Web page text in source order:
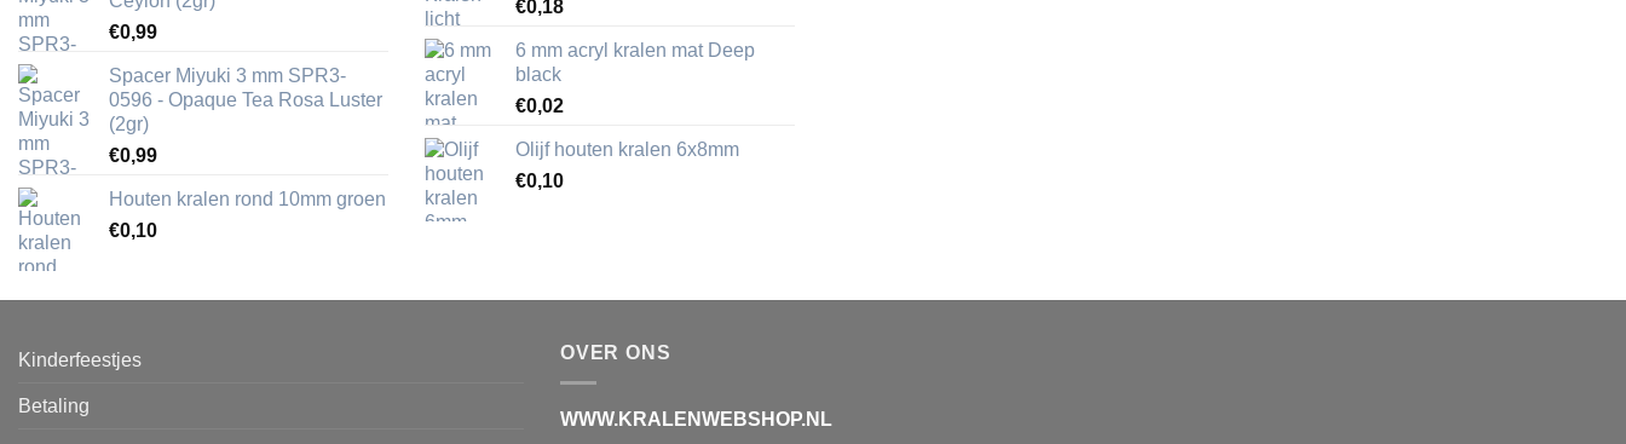
€0,99
Spacer Miyuki 3 mm SPR3-
0596 - Opaque Tea Rosa Luster
(2gr)
€0,99
Houten kralen rond 10mm groen
€0,10
€0,18
6 mm acryl kralen mat Deep
black
€0,02
Olijf houten kralen 6x8mm
€0,10
Kinderfeestjes
Betaling
OVER ONS
WWW.KRALENWEBSHOP.NL